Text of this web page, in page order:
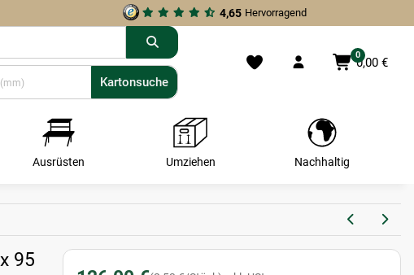
4,65 Hervorragend
0
0,00 €
Kartonsuche
Kartonsuche
Ausrüsten Umziehen Nachhaltig
95